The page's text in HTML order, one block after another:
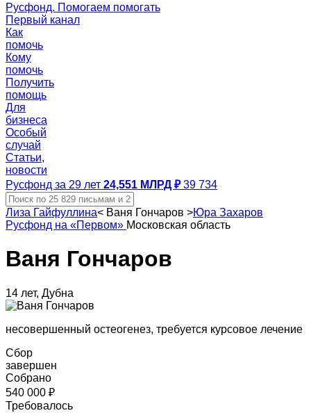
Русфонд. Помогаем помогать
Первый канал
Как
помочь
Кому
помочь
Получить
помощь
Для
бизнеса
Особый
случай
Статьи,
новости
Русфонд за 29 лет 24,551 МЛРД ₽ 39 734
Лиза Гайфуллина< Ваня Гончаров >Юра Захаров
Русфонд на «Первом» Московская область
Ваня Гончаров
14 лет, Дубна
несовершенный остеогенез, требуется курсовое лечение
Сбор
завершен
Собрано
540 000 ₽
Требовалось